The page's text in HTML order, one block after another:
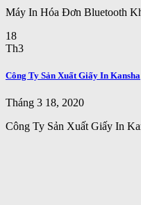
Máy In Hóa Đơn Bluetooth
18
Th3
Công Ty Sản Xuất Giấy In Kansha
Tháng 3 18, 2020
Công Ty Sản Xuất Giấy In